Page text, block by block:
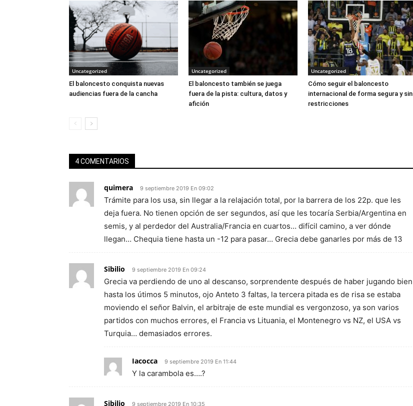
Uncategorized
El baloncesto conquista nuevas
audiencias fuera de la cancha
Uncategorized
El baloncesto también se juega
fuera de la pista: cultura, datos y
afición
Uncategorized
Cómo seguir el baloncesto
internacional de forma segura y sin
restricciones
4 COMENTARIOS
quimera 9 septiembre 2019 En 09:02
Trámite para los usa, sin llegar a la relajación total, por la barrera de los 22p. que les
deja fuera. No tienen opción de ser segundos, así que les tocaría Serbia/Argentina en
semis, y al perdedor del Australia/Francia en cuartos… difícil camino, a ver dónde
llegan… Chequia tiene hasta un -12 para pasar… Grecia debe ganarles por más de 13
Sibilio 9 septiembre 2019 En 09:24
Grecia va perdiendo de uno al descanso, sorprendente después de haber jugando bien
hasta los útimos 5 minutos, ojo Anteto 3 faltas, la tercera pitada es de risa se estaba
moviendo el señor Balvin, el arbitraje de este mundial es vergonzoso, ya son varios
partidos con muchos errores, el Francia vs Lituania, el Montenegro vs NZ, el USA vs
Turquia… demasiados errores.
Iacocca 9 septiembre 2019 En 11:44
Y la carambola es….?
Sibilio 9 septiembre 2019 En 10:35